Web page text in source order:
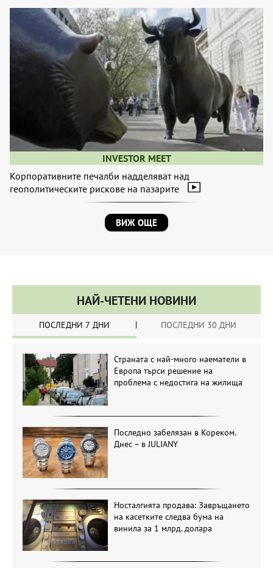
INVESTOR MEET
Корпоративните печалби надделяват над
геополитическите рискове на пазарите
ВИЖ ОЩЕ
НАЙ-ЧЕТЕНИ НОВИНИ
ПОСЛЕДНИ 7 ДНИ ПОСЛЕДНИ 30 ДНИ
Страната с най-много наематели в
Европа търси решение на
проблема с недостига на жилища
Последно забелязан в Кореком.
Днес – в JULIANY
Носталгията продава: Завръщането
на касетките следва бума на
винила за 1 млрд. долара